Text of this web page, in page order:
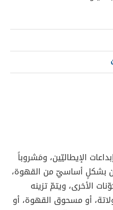
الإيطاليّين، ومَشروباً
بشكلٍ أساسيّ من القهوة،
الأخرى، ويتمّ تزينه
أو مسحوق القهوة، أو